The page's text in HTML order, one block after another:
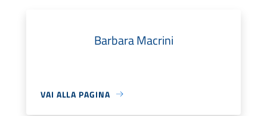
Barbara Macrini
VAI ALLA PAGINA